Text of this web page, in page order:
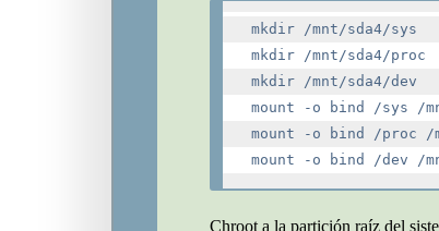
mkdir /mnt/sda4/sys
mkdir /mnt/sda4/proc
mkdir /mnt/sda4/dev
mount -o bind /sys /
mount -o bind /proc /
Chroot a la partición raíz del